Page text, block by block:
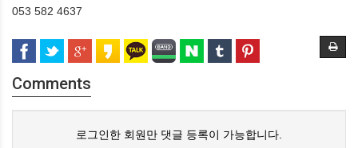
053 582 4637
Comments
로그인한 회원만 댓글 등록이 가능합니다.